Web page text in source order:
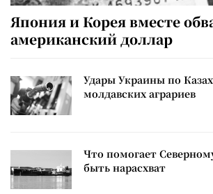
Япония и Корея вместе
американский доллар
Удары Украины по
молдавских аграриев
Что помогает
быть нарасхват